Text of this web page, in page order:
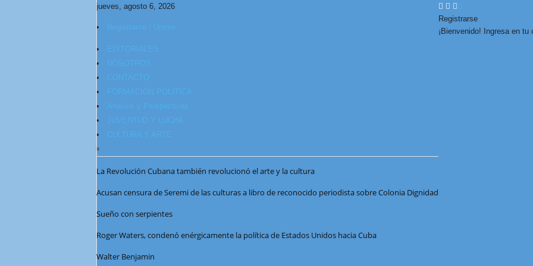
jueves, agosto 6, 2026
Registrarse / Unirse
EDITORIALES
NOSOTROS
CONTACTO
FORMACIÓN POLÍTICA
Análisis y Perspectivas
JUVENTUD Y LUCHA
CULTURA Y ARTE
La Revolución Cubana también revolucionó el arte y la cultura
Acusan censura de Seremi de las culturas a libro de reconocido periodista sobre Colonia Dignidad
Sueño con serpientes
Roger Waters, condenó enérgicamente la política de Estados Unidos hacia Cuba
Walter Benjamin
Registrarse
¡Bienvenido! Ingresa en tu